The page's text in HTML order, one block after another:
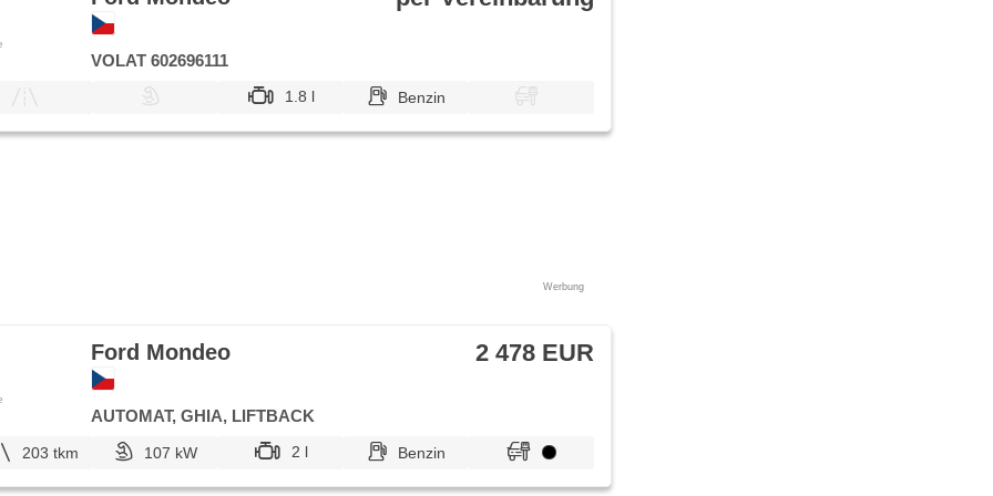
VOLAT 602696111
1.8 l Benzin
Werbung
Ford Mondeo 2 478 EUR
AUTOMAT, GHIA, LIFTBACK
203 tkm 107 kW 2 l Benzin